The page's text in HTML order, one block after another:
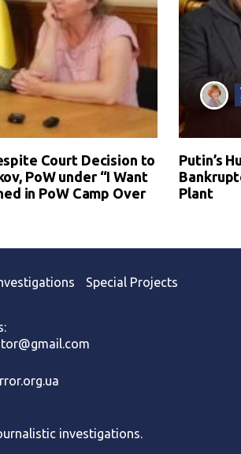
Court Decision to
PoW under “I Want
in PoW Camp Over
Putin’s
Plant
Special Projects
investigations.